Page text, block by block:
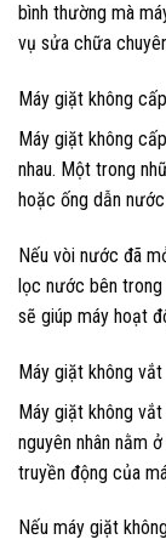
bình thường mà
vụ sửa chữa
Máy giặt không
Máy giặt không
nhau. Một trong
hoặc ống dẫn
Nếu vòi nước đã
lọc nước bên
sẽ giúp máy hoạt
Máy giặt không vắt
Máy giặt không
nguyên nhân nằm
truyền động của
Nếu máy giặt